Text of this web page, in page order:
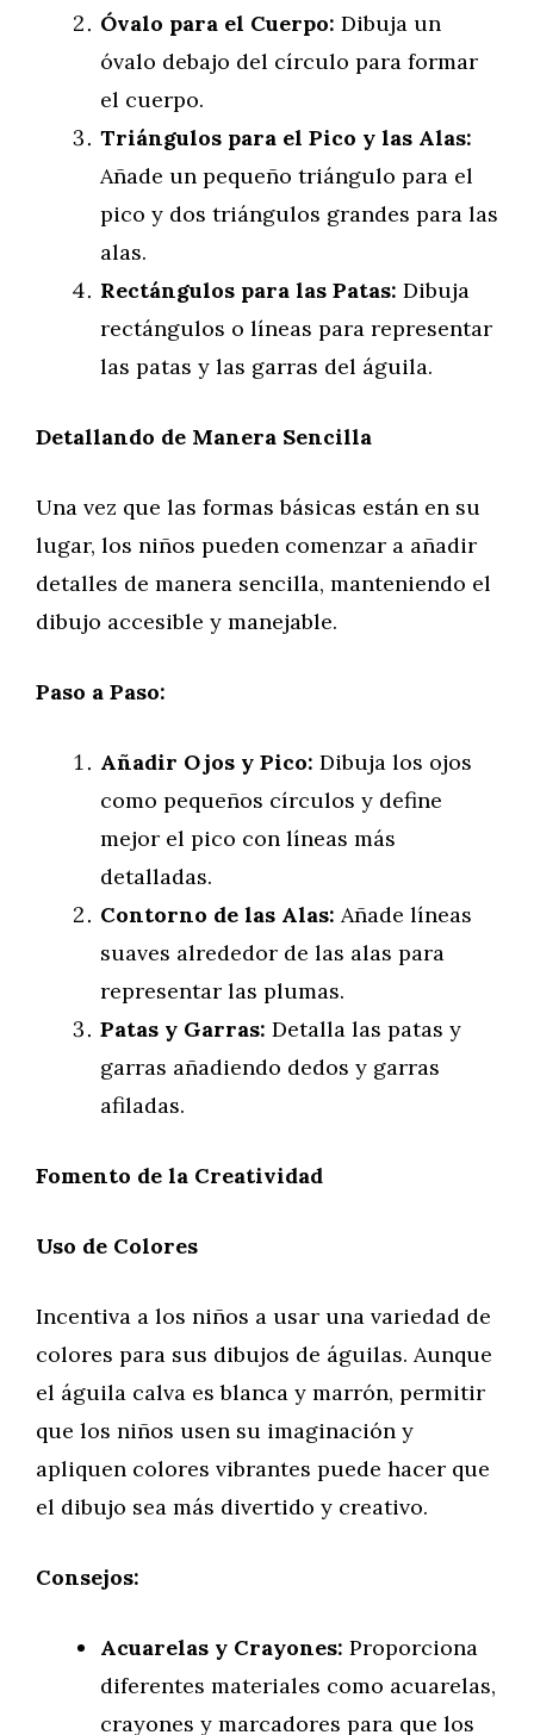
Óvalo para el Cuerpo: Dibuja un
óvalo debajo del círculo para formar
el cuerpo.
Triángulos para el Pico y las Alas:
Añade un pequeño triángulo para el
pico y dos triángulos grandes para las
alas.
Rectángulos para las Patas: Dibuja
rectángulos o líneas para representar
las patas y las garras del águila.
Detallando de Manera Sencilla
Una vez que las formas básicas están en su
lugar, los niños pueden comenzar a añadir
detalles de manera sencilla, manteniendo el
dibujo accesible y manejable.
Paso a Paso:
Añadir Ojos y Pico: Dibuja los ojos
como pequeños círculos y define
mejor el pico con líneas más
detalladas.
Contorno de las Alas: Añade líneas
suaves alrededor de las alas para
representar las plumas.
Patas y Garras: Detalla las patas y
garras añadiendo dedos y garras
afiladas.
Fomento de la Creatividad
Uso de Colores
Incentiva a los niños a usar una variedad de
colores para sus dibujos de águilas. Aunque
el águila calva es blanca y marrón, permitir
que los niños usen su imaginación y
apliquen colores vibrantes puede hacer que
el dibujo sea más divertido y creativo.
Consejos:
Acuarelas y Crayones: Proporciona
diferentes materiales como acuarelas,
crayones y marcadores para que los